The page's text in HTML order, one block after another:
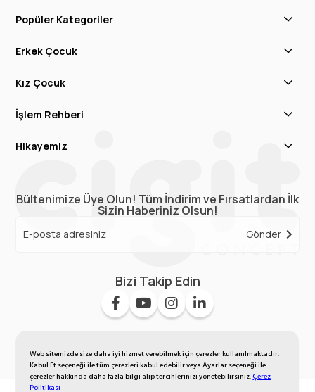
Web sitemizde size daha iyi hizmet verebilmek için çerezler kullanılmaktadır.
Kabul Et seçeneği ile tüm çerezleri kabul edebilir veya Ayarlar seçeneği ile
çerezler hakkında daha fazla bilgi alıp tercihlerinizi yönetebilirsiniz.Çerez
Politikası
Popüler Kategoriler
Erkek Çocuk
Kız Çocuk
İşlem Rehberi
Hikayemiz
Bültenimize Üye Olun! Tüm İndirim ve Fırsatlardan İlk
Sizin Haberiniz Olsun!
Gönder
Bizi Takip Edin